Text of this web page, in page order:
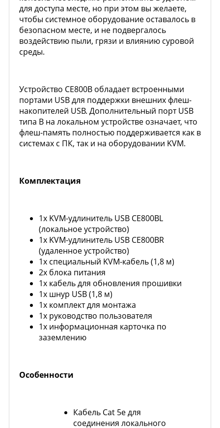
для доступа месте, но при этом вы желаете,
чтобы системное оборудование оставалось в
безопасном месте, и не подвергалось
воздействию пыли, грязи и влиянию суровой
среды.
Устройство CE800B обладает встроенными
портами USB для поддержки внешних флеш-
накопителей USB. Дополнительный порт USB
типа В на локальном устройстве означает, что
флеш-память полностью поддерживается как в
системах с ПК, так и на оборудовании KVM.
Комплектация
1х KVM-удлинитель USB CE800BL
(локальное устройство)
1х KVM-удлинитель USB CE800BR
(удаленное устройство)
1x специальный KVM-кабель (1,8 м)
2х блока питания
1х кабель для обновления прошивки
1x шнур USB (1,8 м)
1x комплект для монтажа
1x руководство пользователя
1x информационная карточка по
заземлению
Особенности
Кабель Cat 5e для
соединения локального